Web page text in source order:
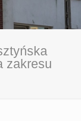
zakresu